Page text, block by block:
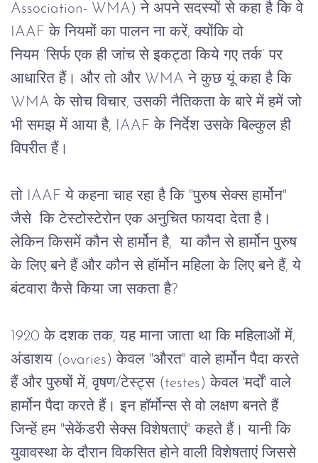
Association- WMA) ने अपने सदस्यों से कहा है कि वे
IAAF के नियमों का पालन ना करें, क्योंकि वो
नियम ‘सिर्फ एक ही जांच से इकट्ठा किये गए तर्क’ पर
आधारित हैं। और तो और WMA ने कुछ यूं कहा है कि
WMA के सोच विचार, उसकी नैतिकता के बारे में हमें जो
भी समझ में आया है, IAAF के निर्देश उसके बिल्कुल ही
विपरीत हैं।
तो IAAF ये कहना चाह रहा है कि "पुरुष सेक्स हार्मोन"
जैसे कि टेस्टोस्टेरोन एक अनुचित फायदा देता है।
लेकिन किसमें कौन से हार्मोन है, या कौन से हार्मोन पुरुष
के लिए बने हैं और कौन से हॉर्मोन महिला के लिए बने हैं, ये
बंटवारा कैसे किया जा सकता है?
1920 के दशक तक, यह माना जाता था कि महिलाओं में,
अंडाशय (ovaries) केवल "औरत" वाले हार्मोन पैदा करते
हैं और पुरुषों में, वृषण/टेस्ट्स (testes) केवल 'मर्दों' वाले
हार्मोन पैदा करते हैं। इन हॉर्मोन्स से वो लक्षण बनते हैं
जिन्हें हम "सेकेंडरी सेक्स विशेषताएं" कहते हैं। यानी कि
युवावस्था के दौरान विकसित होने वाली विशेषताएं जिससे